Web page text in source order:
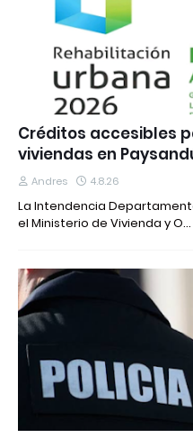
Créditos accesibles
viviendas en
Andres 4.8.26
La Intendencia
el Ministerio de Vivienda y O…